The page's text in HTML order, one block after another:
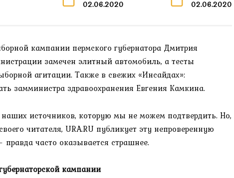
02.06.2020 02.06.2020
кампании пермского губернатора Дмитрия
замечен элитный автомобиль, а тесты
агитации. Также в свежих «Инсайдах»:
замминистра здравоохранения Евгения Камкина.
источников, которую мы не можем подтвердить. Но,
читателя, URA.RU публикует эту непроверенную
часто оказывается страшнее.
кампании